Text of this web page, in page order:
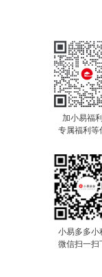
加小易福
专属福利等
小易多多小
微信扫一扫